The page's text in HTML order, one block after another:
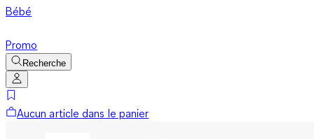
Bébé
Promo
Recherche
Aucun article dans le panier